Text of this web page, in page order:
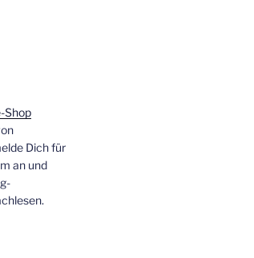
Shop
Dich für
an und